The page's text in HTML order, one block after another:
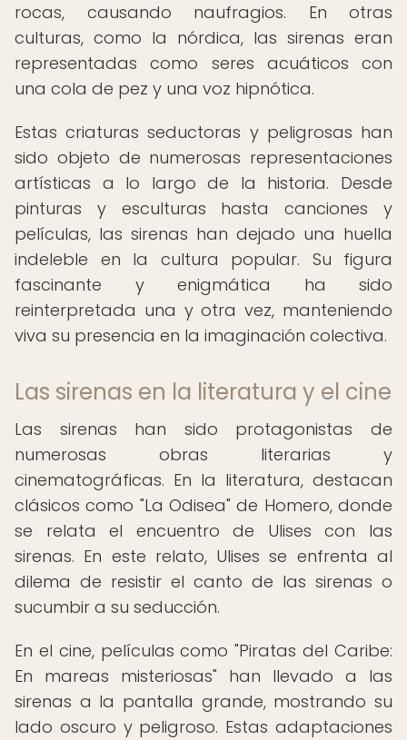
rocas, causando naufragios. En otras
culturas, como la nórdica, las sirenas eran
representadas como seres acuáticos con
una cola de pez y una voz hipnótica.
Estas criaturas seductoras y peligrosas han
sido objeto de numerosas representaciones
artísticas a lo largo de la historia. Desde
pinturas y esculturas hasta canciones y
películas, las sirenas han dejado una huella
indeleble en la cultura popular. Su figura
fascinante y enigmática ha sido
reinterpretada una y otra vez, manteniendo
viva su presencia en la imaginación colectiva.
Las sirenas en la literatura y el cine
Las sirenas han sido protagonistas de
numerosas obras literarias y
cinematográficas. En la literatura, destacan
clásicos como "La Odisea" de Homero, donde
se relata el encuentro de Ulises con las
sirenas. En este relato, Ulises se enfrenta al
dilema de resistir el canto de las sirenas o
sucumbir a su seducción.
En el cine, películas como "Piratas del Caribe:
En mareas misteriosas" han llevado a las
sirenas a la pantalla grande, mostrando su
lado oscuro y peligroso. Estas adaptaciones